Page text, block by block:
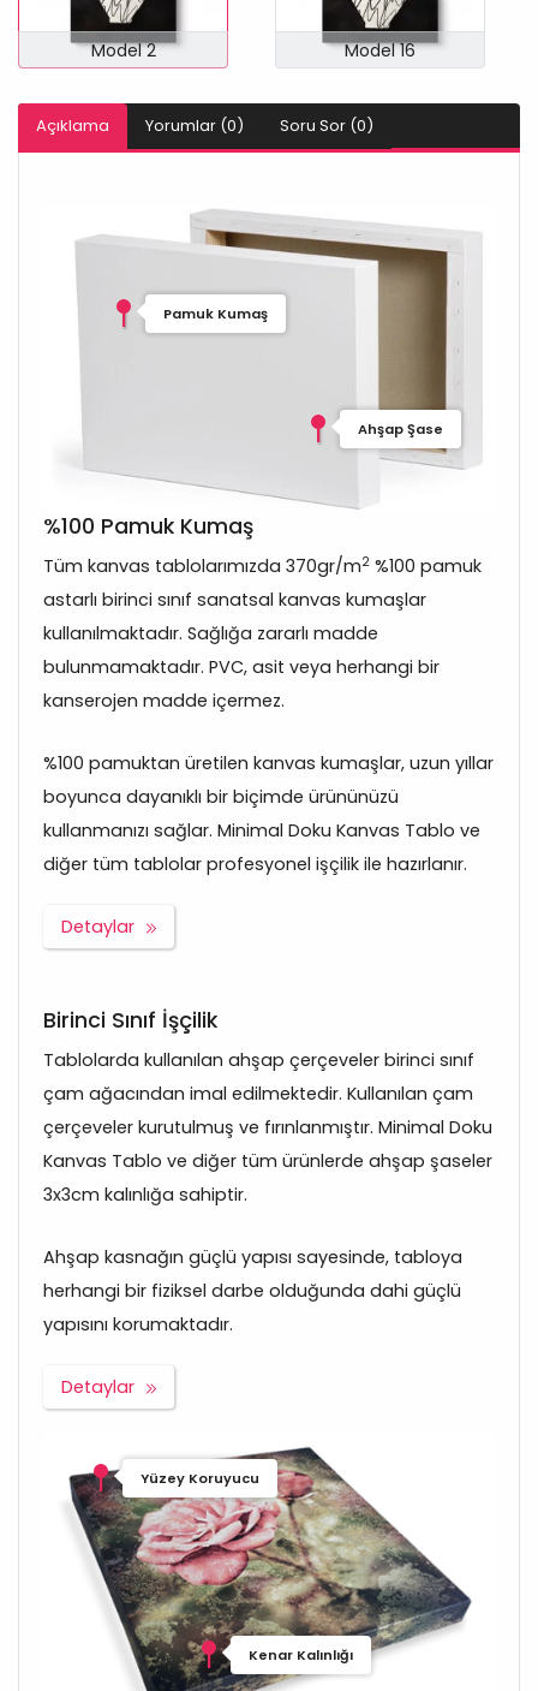
Model 2 Model 16
Açıklama Yorumlar (0) Soru Sor (0)
Pamuk Kumaş
Ahşap Şase
%100 Pamuk Kumaş
Tüm kanvas tablolarımızda 370gr/m2 %100 pamuk
astarlı birinci sınıf sanatsal kanvas kumaşlar
kullanılmaktadır. Sağlığa zararlı madde
bulunmamaktadır. PVC, asit veya herhangi bir
kanserojen madde içermez.
%100 pamuktan üretilen kanvas kumaşlar, uzun yıllar
boyunca dayanıklı bir biçimde ürününüzü
kullanmanızı sağlar. Minimal Doku Kanvas Tablo ve
diğer tüm tablolar profesyonel işçilik ile hazırlanır.
Detaylar
Birinci Sınıf İşçilik
Tablolarda kullanılan ahşap çerçeveler birinci sınıf
çam ağacından imal edilmektedir. Kullanılan çam
çerçeveler kurutulmuş ve fırınlanmıştır. Minimal Doku
Kanvas Tablo ve diğer tüm ürünlerde ahşap şaseler
3x3cm kalınlığa sahiptir.
Ahşap kasnağın güçlü yapısı sayesinde, tabloya
herhangi bir fiziksel darbe olduğunda dahi güçlü
yapısını korumaktadır.
Detaylar
Yüzey Koruyucu
Kenar Kalınlığı